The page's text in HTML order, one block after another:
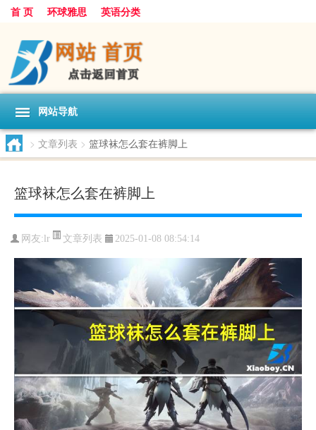
首 页 环球雅思 英语分类
网站导航
> 文章列表 > 篮球袜怎么套在裤脚上
篮球袜怎么套在裤脚上
网友:lr 文章列表 2025-01-08 08:54:14